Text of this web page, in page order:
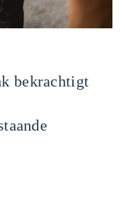
bekrachtigt